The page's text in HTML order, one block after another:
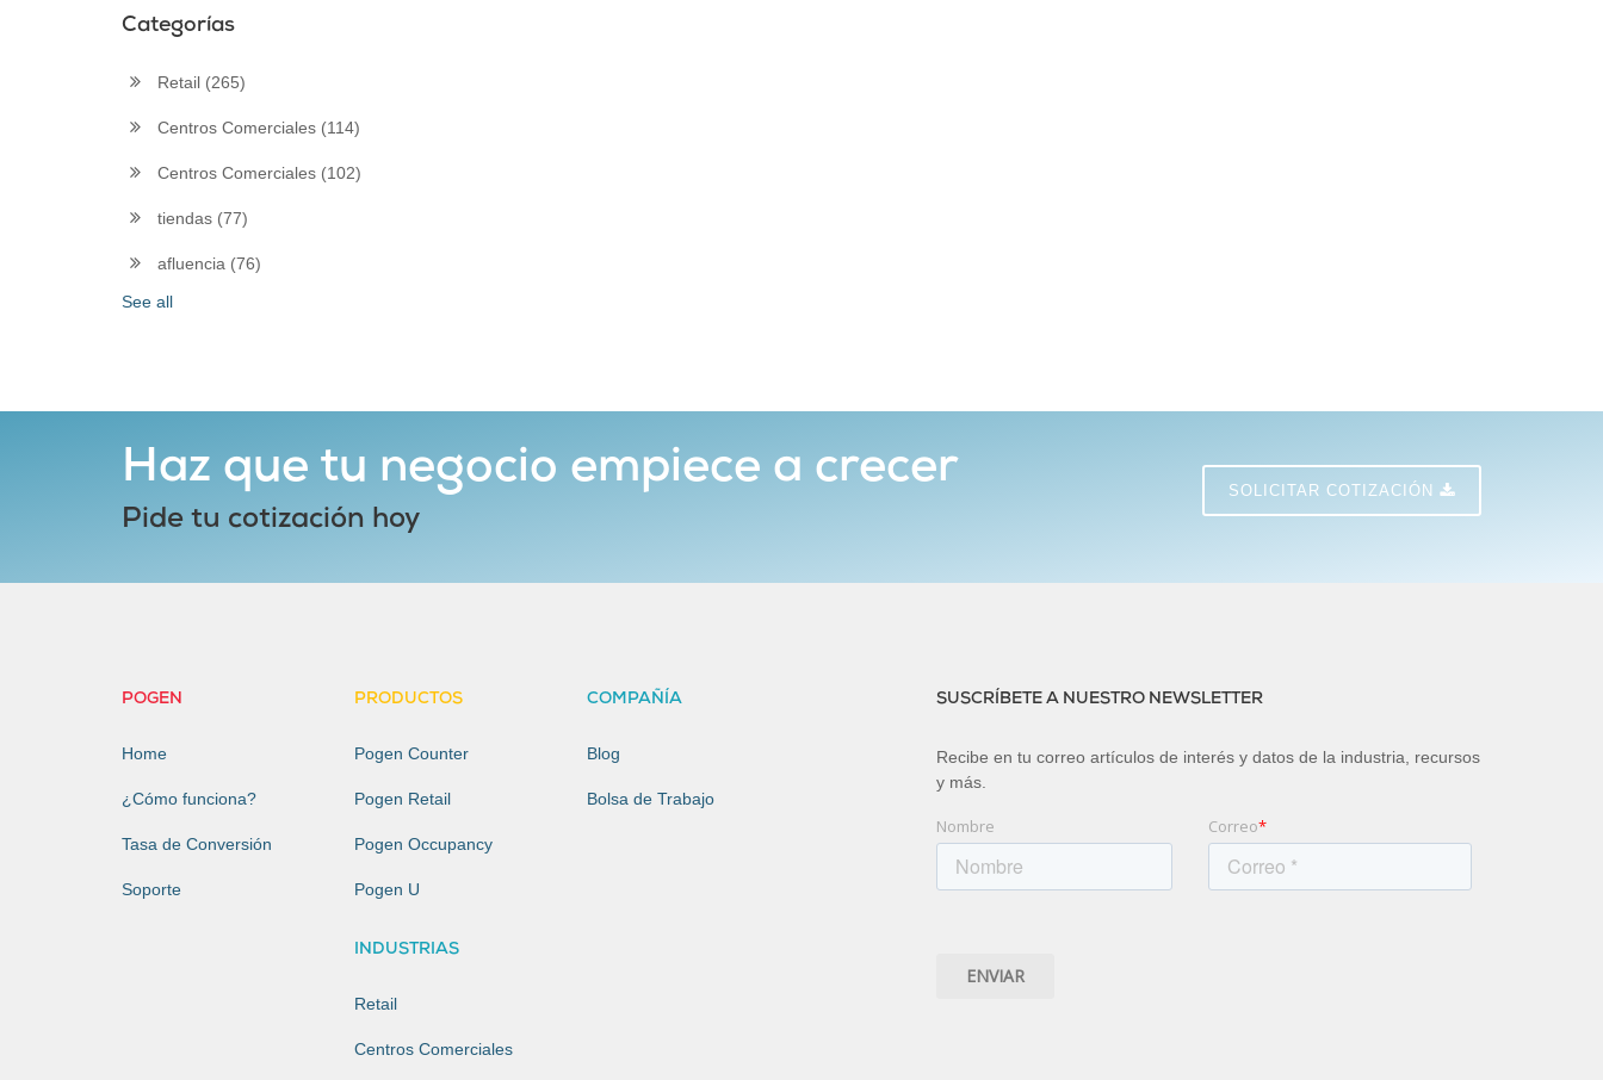
Categorías
Retail (265)
Centros Comerciales (114)
Centros Comerciales (102)
tiendas (77)
afluencia (76)
See all
Haz que tu negocio empiece a crecer
Pide tu cotización hoy
SOLICITAR COTIZACIÓN
POGEN
Home
¿Cómo funciona?
Tasa de Conversión
Soporte
PRODUCTOS
Pogen Counter
Pogen Retail
Pogen Occupancy
Pogen U
INDUSTRIAS
Retail
Centros Comerciales
COMPAÑÍA
Blog
Bolsa de Trabajo
SUSCRÍBETE A NUESTRO NEWSLETTER
Recibe en tu correo artículos de interés y datos de la industria, recursos
y más.
Nombre Correo*